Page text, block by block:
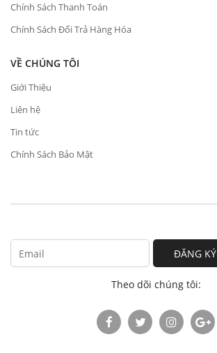
Chính Sách Thanh Toán
Chính Sách Đổi Trả Hàng Hóa
VỀ CHÚNG TÔI
Giới Thiệu
Liên hệ
Tin tức
Chính Sách Bảo Mật
ĐĂNG KÝ
Theo dõi chúng tôi: